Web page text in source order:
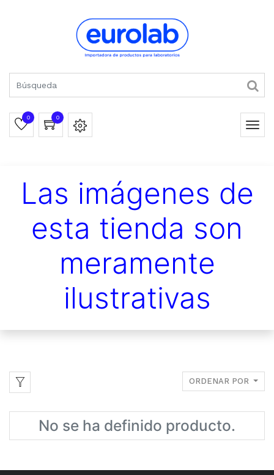
0 0
Las imágenes de
esta tienda son
meramente
ilustrativas
ORDENAR POR
No se ha definido producto.